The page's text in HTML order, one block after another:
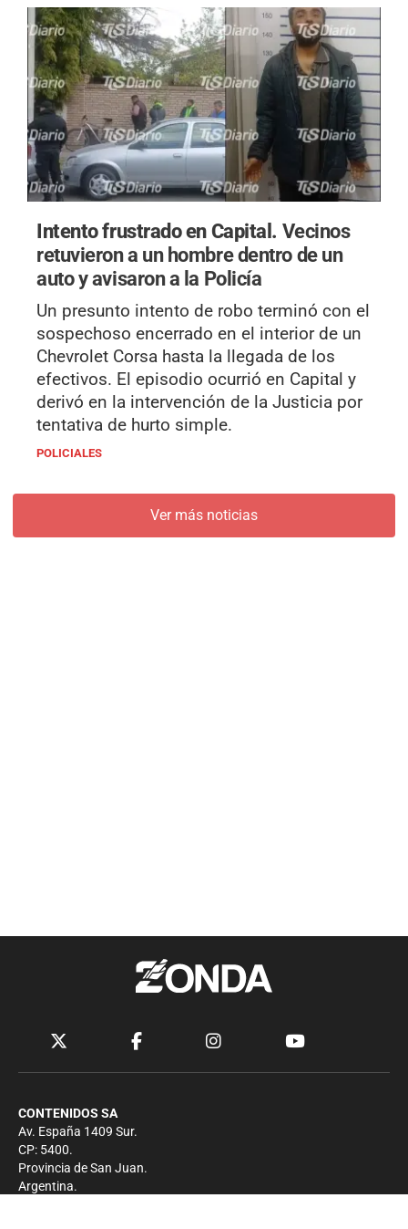
Intento frustrado en Capital. Vecinos
retuvieron a un hombre dentro de un
auto y avisaron a la Policía
Un presunto intento de robo terminó con el
sospechoso encerrado en el interior de un
Chevrolet Corsa hasta la llegada de los
efectivos. El episodio ocurrió en Capital y
derivó en la intervención de la Justicia por
tentativa de hurto simple.
POLICIALES
Ver más noticias
CONTENIDOS SA
Av. España 1409 Sur.
CP: 5400.
Provincia de San Juan.
Argentina.